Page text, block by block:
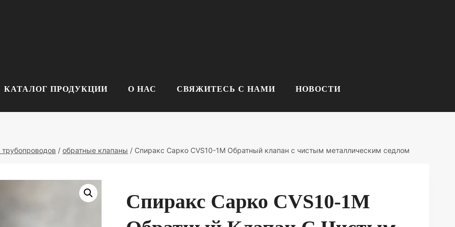
КАТАЛОГ ПРОДУКЦИИ О НАС СВЯЖИТЕСЬ С НАМИ НОВОСТИ
/ обратные клапаны / Спиракс Сарко CVS10-1M Обратный клапан с чистым металлическим седлом
Спиракс Сарко CVS10-1M